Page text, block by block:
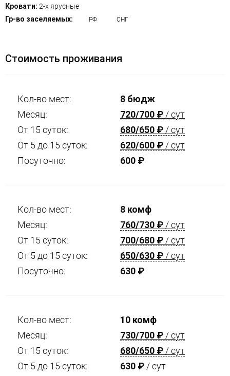
Кровати: 2-х ярусные
Гр-во заселяемых:
РФ СНГ
Стоимость проживания
Кол-во мест:
8 бюдж
Месяц:
720/700 ₽ / сут
От 15 суток:
680/650 ₽ / сут
От 5 до 15 суток:
620/600 ₽ / сут
Посуточно:
600 ₽
Кол-во мест:
8 комф
Месяц:
760/730 ₽ / сут
От 15 суток:
700/680 ₽ / сут
От 5 до 15 суток:
650/630 ₽ / сут
Посуточно:
630 ₽
Кол-во мест:
10 комф
Месяц:
730/700 ₽ / сут
От 15 суток:
680/650 ₽ / сут
От 5 до 15 суток:
630 ₽ / сут